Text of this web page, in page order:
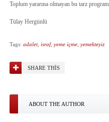
Toplum yararına olmayan bu tarz
Tülay Hergünlü
Tags: adalet, israf, yeme içme yemekteyiz
SHARE THIS
ABOUT THE AUTHOR